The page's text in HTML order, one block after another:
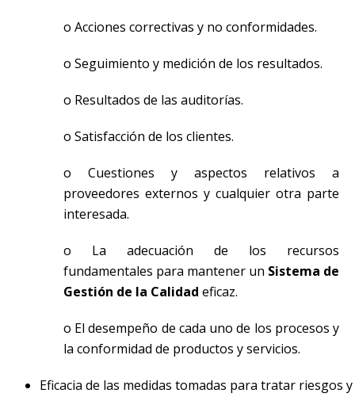
o Acciones correctivas y no conformidades.
o Seguimiento y medición de los resultados.
o Resultados de las auditorías.
o Satisfacción de los clientes.
o Cuestiones y aspectos relativos a
proveedores externos y cualquier otra parte
interesada.
o La adecuación de los recursos
fundamentales para mantener un Sistema de
Gestión de la Calidad eficaz.
o El desempeño de cada uno de los procesos y
la conformidad de productos y servicios.
Eficacia de las medidas tomadas para tratar riesgos y